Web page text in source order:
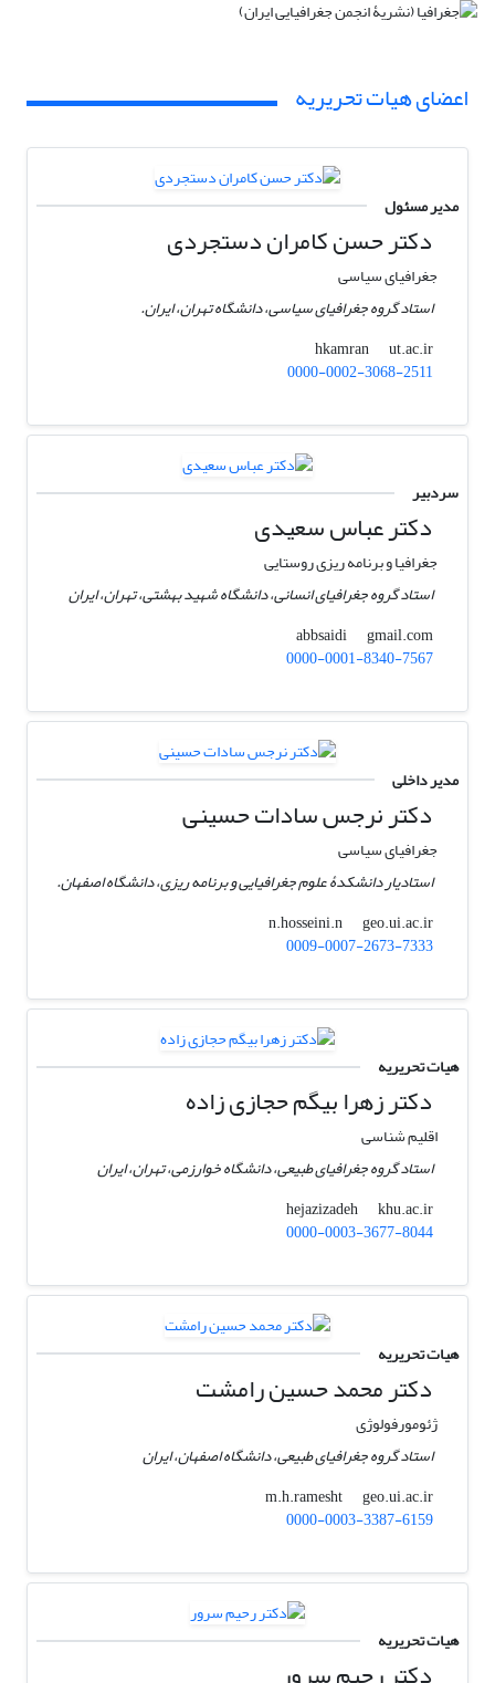
اعضای هیات تحریریه
مدیر مسئول
دکتر حسن کامران دستجردی
جغرافیای سیاسی
استاد گروه جغرافیای سیاسی، دانشگاه تهران، ایران.
hkamran
ut.ac.ir
0000-0002-3068-2511
سردبیر
دکتر عباس سعیدی
جغرافیا و برنامه ریزی روستایی
استاد گروه جغرافیای انسانی، دانشگاه شهید بهشتی، تهران، ایران
abbsaidi
gmail.com
0000-0001-8340-7567
مدیر داخلی
دکتر نرجس سادات حسینی
جغرافیای سیاسی
استادیار دانشکدۀ علوم جغرافیایی و برنامه ریزی، دانشگاه اصفهان.
n.hosseini.n
geo.ui.ac.ir
0009-0007-2673-7333
هیات تحریریه
دکتر زهرا بیگم حجازی زاده
اقلیم شناسی
استاد گروه جغرافیای طبیعی، دانشگاه خوارزمی، تهران، ایران
hejazizadeh
khu.ac.ir
0000-0003-3677-8044
هیات تحریریه
دکتر محمد حسین رامشت
ژئومورفولوژی
استاد گروه جغرافیای طبیعی، دانشگاه اصفهان، ایران
m.h.ramesht
geo.ui.ac.ir
0000-0003-3387-6159
هیات تحریریه